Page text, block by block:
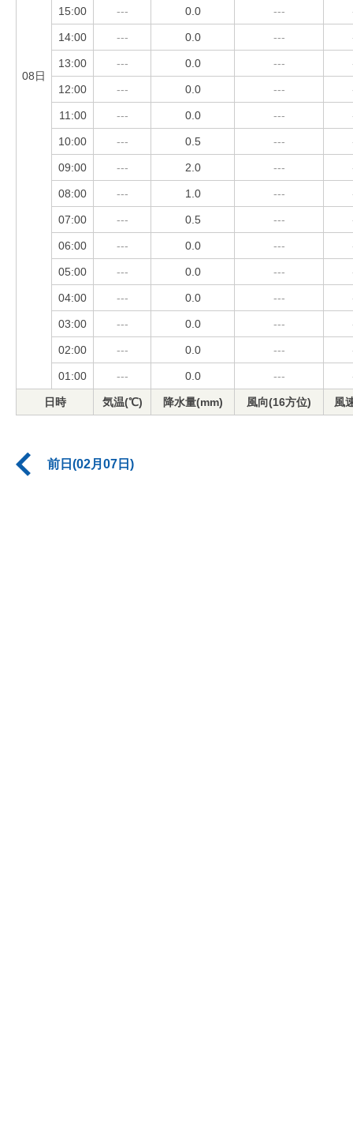
08日
15:00 --- 0.0 ---
14:00 --- 0.0 ---
13:00 --- 0.0 ---
12:00 --- 0.0 ---
11:00 --- 0.0 ---
10:00 --- 0.5 ---
09:00 --- 2.0 ---
08:00 --- 1.0 ---
07:00 --- 0.5 ---
06:00 --- 0.0 ---
05:00 --- 0.0 ---
04:00 --- 0.0 ---
03:00 --- 0.0 ---
02:00 --- 0.0 ---
01:00 --- 0.0 ---
日時 気温(℃) 降水量(mm) 風向(16方位) 風
前日(02月07日)